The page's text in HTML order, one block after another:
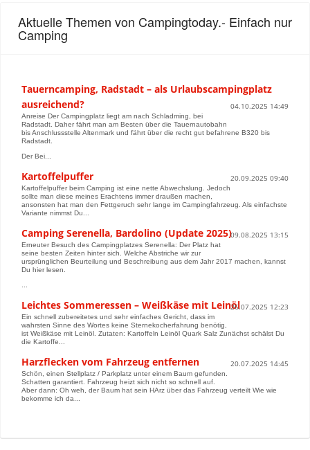
Aktuelle Themen von Campingtoday.- Einfach nur
Camping
Tauerncamping, Radstadt – als Urlaubscampingplatz
ausreichend?
04.10.2025 14:49
Anreise Der Campingplatz liegt am nach Schladming, bei
Radstadt. Daher fährt man am Besten über die Tauernautobahn
bis Anschlussstelle Altenmark und fährt über die recht gut befahrene B320 bis
Radstadt.
Der Bei...
Kartoffelpuffer 20.09.2025 09:40
Kartoffelpuffer beim Camping ist eine nette Abwechslung. Jedoch
sollte man diese meines Erachtens immer draußen machen,
ansonsten hat man den Fettgeruch sehr lange im Campingfahrzeug. Als einfachste
Variante nimmst Du...
Camping Serenella, Bardolino (Update 2025)09.08.2025 13:15
Erneuter Besuch des Campingplatzes Serenella: Der Platz hat
seine besten Zeiten hinter sich. Welche Abstriche wir zur
ursprünglichen Beurteilung und Beschreibung aus dem Jahr 2017 machen, kannst
Du hier lesen.
Leichtes Sommeressen – Weißkäse mit Leinöl26.07.2025 12:23
Ein schnell zubereitetes und sehr einfaches Gericht, dass im
wahrsten Sinne des Wortes keine Sternekocherfahrung benötig,
ist Weißkäse mit Leinöl. Zutaten: Kartoffeln Leinöl Quark Salz Zunächst schälst Du
die Kartoffe...
Harzflecken vom Fahrzeug entfernen 20.07.2025 14:45
Schön, einen Stellplatz / Parkplatz unter einem Baum gefunden.
Schatten garantiert. Fahrzeug heizt sich nicht so schnell auf.
Aber dann: Oh weh, der Baum hat sein HArz über das Fahrzeug verteilt Wie wie
bekomme ich da...